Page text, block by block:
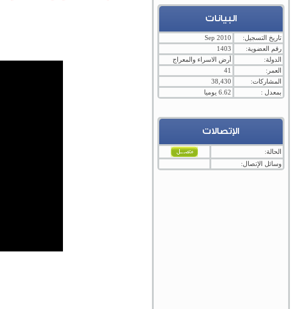
البيانات
تاريخ التسجيل:
Sep 2010
رقم العضوية:
1403
الدولة:
أرض الاسراء والمعراج
العمر:
41
المشاركات:
38,430
بمعدل :
6.62 يوميا
الإتصالات
الحالة:
وسائل الإتصال: